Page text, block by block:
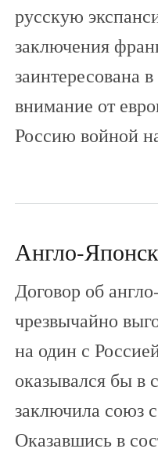
русскую
заключения
заинтересована
внимание от
Россию войной
Англо-
Договор об
чрезвычайно
на один с
оказывался бы в
заключила союз
Оказавшись в